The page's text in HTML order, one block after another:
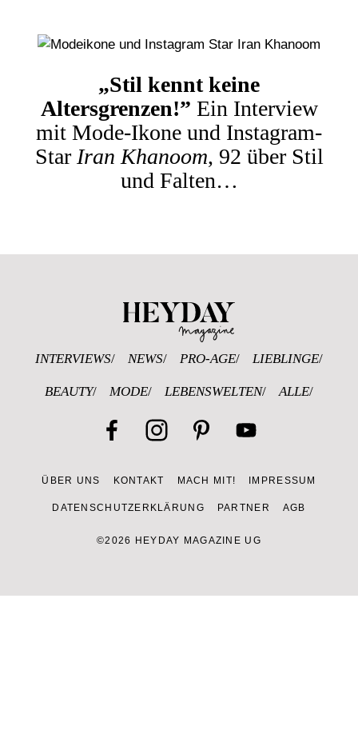
„Stil kennt keine
Altersgrenzen!” Ein Interview
mit Mode-Ikone und Instagram-
Star Iran Khanoom, 92 über Stil
und Falten…
INTERVIEWS NEWS PRO-AGE LIEBLINGE
BEAUTY MODE LEBENSWELTEN ALLE
Channel
ÜBER UNS KONTAKT MACH MIT! IMPRESSUM
DATENSCHUTZERKLÄRUNG PARTNER AGB
©2026 HEYDAY MAGAZINE UG